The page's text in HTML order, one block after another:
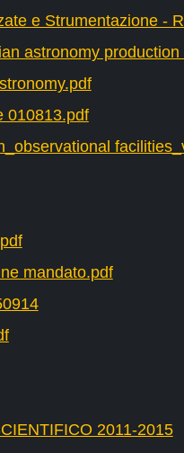
e Strumentazione -
astronomy production
010813.pdf
mandato.pdf
2011-2015